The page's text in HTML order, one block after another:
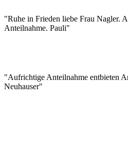
"Ruhe in Frieden liebe Frau Nagler.
Anteilnahme. Pauli"
"Aufrichtige Anteilnahme entbieten
Neuhauser"